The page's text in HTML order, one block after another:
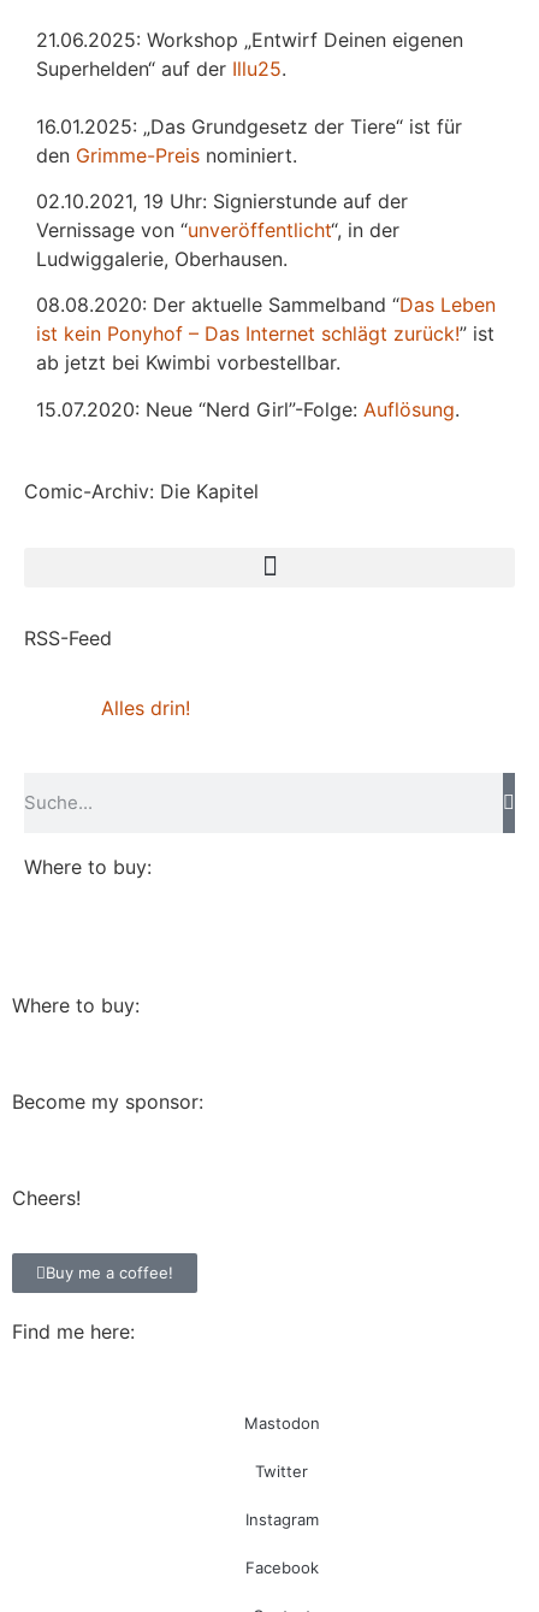
21.06.2025: Workshop „Entwirf Deinen eigenen
Superhelden“ auf der Illu25.
16.01.2025: „Das Grundgesetz der Tiere“ ist für
den Grimme-Preis nominiert.
02.10.2021, 19 Uhr: Signierstunde auf der
Vernissage von “unveröffentlicht“, in der
Ludwiggalerie, Oberhausen.
08.08.2020: Der aktuelle Sammelband “Das Leben
ist kein Ponyhof – Das Internet schlägt zurück!” ist
ab jetzt bei Kwimbi vorbestellbar.
15.07.2020: Neue “Nerd Girl”-Folge: Auflösung.
Comic-Archiv: Die Kapitel
RSS-Feed
Alles drin!
Where to buy:
Where to buy:
Become my sponsor:
Cheers!
Buy me a coffee!
Find me here:
Mastodon
Twitter
Instagram
Facebook